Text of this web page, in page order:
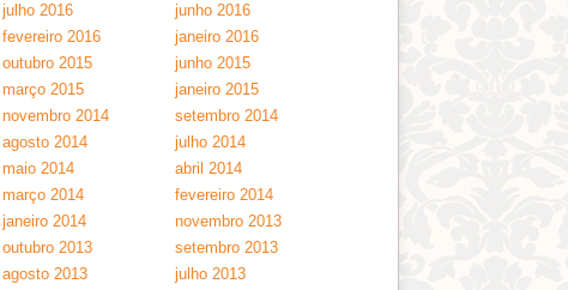
julho 2016
junho 2016
fevereiro 2016
janeiro 2016
outubro 2015
junho 2015
março 2015
janeiro 2015
novembro 2014
setembro 2014
agosto 2014
julho 2014
maio 2014
abril 2014
março 2014
fevereiro 2014
janeiro 2014
novembro 2013
outubro 2013
setembro 2013
agosto 2013
julho 2013